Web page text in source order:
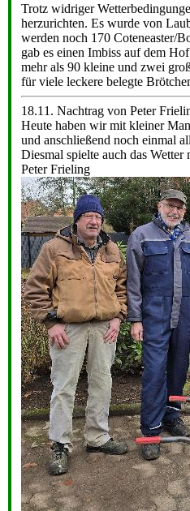
Trotz widriger
herzurichten. Es wurde von
werden noch 170 Coteneaster/
gab es einen Imbiss auf dem
mehr als 90 kleine und zwei
für viele leckere belegte
18.11. Nachtrag von Peter
Heute haben wir mit kleiner
und anschließend noch einmal
Diesmal spielte auch das Wetter
Peter Frieling